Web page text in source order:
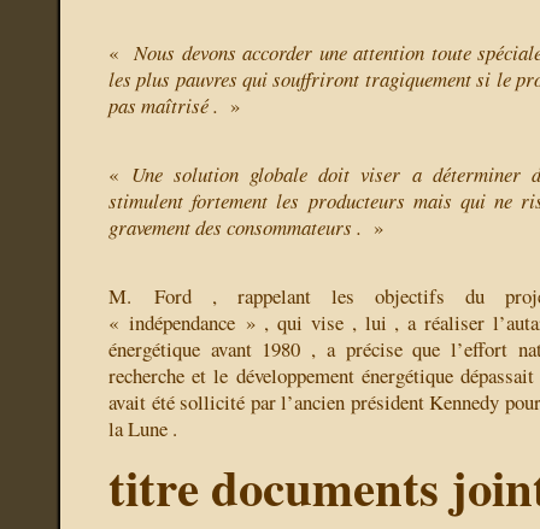
« Nous devons accorder une attention toute
les plus pauvres qui souffriront tragiquement si le
pas maîtrisé . »
« Une solution globale doit viser a déterminer
stimulent fortement les producteurs mais qui ne
gravement des consommateurs . »
M. Ford , rappelant les objectifs du
« indépendance » , qui vise , lui , a réaliser
énergétique avant 1980 , a précise que l’effort
recherche et le développement énergétique
avait été sollicité par l’ancien président Kennedy
la Lune .
titre documents